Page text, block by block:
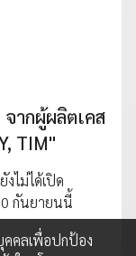
ากผู้ผลิตเคส
TIM"
ไม่ได้เปิด
กันยายนนี้
คคลเพื่อปกป้อง